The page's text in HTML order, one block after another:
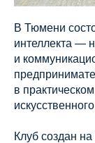
В Тюмени
интеллекта —
и
в
Клуб создан